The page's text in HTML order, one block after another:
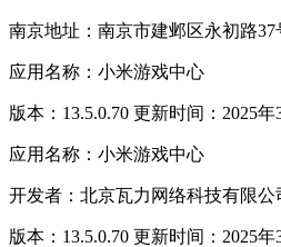
南京地址：南京市建邺区永初路
应用名称：小米游戏中心
版本：13.5.0.70 更新时间：2025年
应用名称：小米游戏中心
开发者：北京瓦力网络科技有限公
版本：13.5.0.70 更新时间：2025年